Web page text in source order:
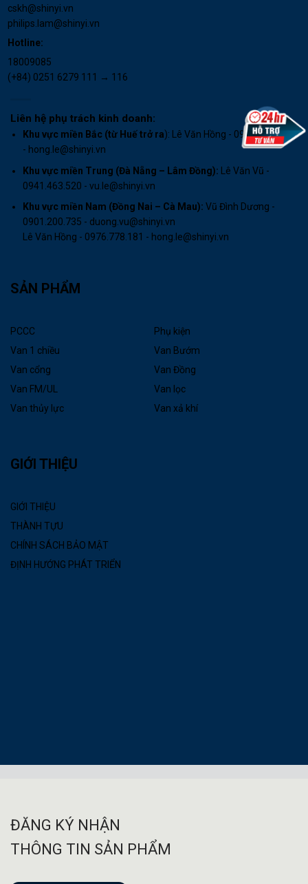
cskh@shinyi.vn
philips.lam@shinyi.vn
Hotline:
18009085
(+84) 0251 6279 111 → 116
Liên hệ phụ trách kinh doanh:
Khu vực miền Bắc (từ Huế trở ra): Lê Văn Hồng - 0976.778.181
- hong.le@shinyi.vn
Khu vực miền Trung (Đà Nẵng – Lâm Đồng): Lê Văn Vũ -
0941.463.520 - vu.le@shinyi.vn
Khu vực miền Nam (Đồng Nai – Cà Mau): Vũ Đình Dương -
0901.200.735 - duong.vu@shinyi.vn
Lê Văn Hồng - 0976.778.181 - hong.le@shinyi.vn
SẢN PHẨM
PCCC
Phụ kiện
Van 1 chiều
Van Bướm
Van cổng
Van Đồng
Van FM/UL
Van lọc
Van thủy lực
Van xả khí
GIỚI THIỆU
GIỚI THIỆU
THÀNH TỰU
CHÍNH SÁCH BẢO MẬT
ĐỊNH HƯỚNG PHÁT TRIỂN
ĐĂNG KÝ NHẬN
THÔNG TIN SẢN PHẨM